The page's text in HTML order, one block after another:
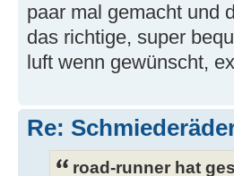
paar mal gemacht und
das richtige, super
luft wenn gewünscht,
Re:
road-runner hat